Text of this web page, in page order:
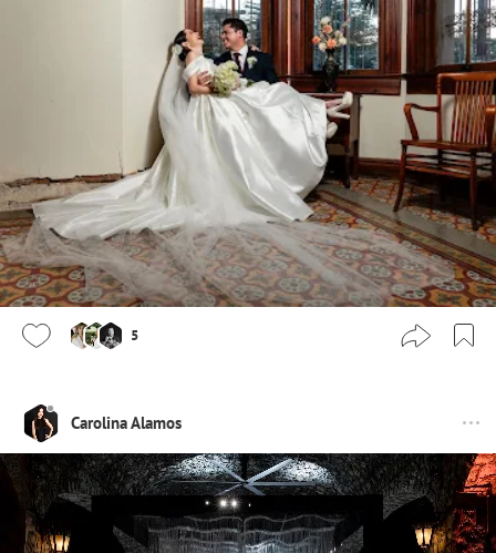
5
Carolina Alamos